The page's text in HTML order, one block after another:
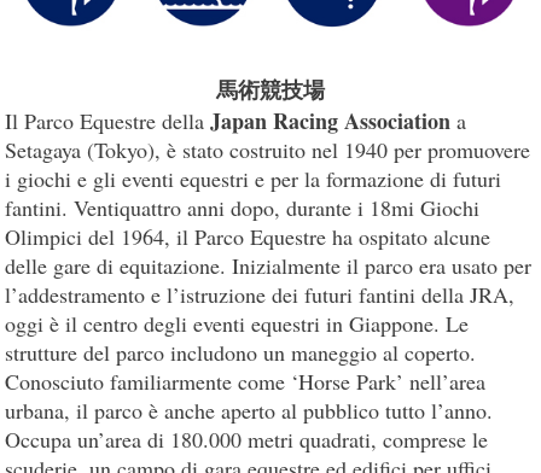
馬術競技場
Il Parco Equestre dellaJapan Racing Association a
Setagaya (Tokyo), è stato costruito nel 1940 per promuovere
i giochi e gli eventi equestri e per la formazione di futuri
fantini. Ventiquattro anni dopo, durante i 18mi Giochi
Olimpici del 1964, il Parco Equestre ha ospitato alcune
delle gare di equitazione. Inizialmente il parco era usato per
l’addestramento e l’istruzione dei futuri fantini della JRA,
oggi è il centro degli eventi equestri in Giappone. Le
strutture del parco includono un maneggio al coperto.
Conosciuto familiarmente come ‘Horse Park’ nell’area
urbana, il parco è anche aperto al pubblico tutto l’anno.
Occupa un’area di 180.000 metri quadrati, comprese le